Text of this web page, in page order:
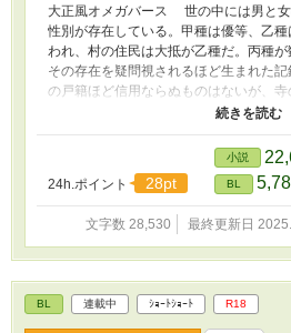
大正風オメガバース 世の中には男と
性別が存在している。甲種は優等、乙
われ、村の住民は大抵が乙種だ。丙種
その存在を疑問視されるほど生まれた
の戸籍ほど信用ならぬものはないが、
人はそんなものかと納得している。 そ
た余四郎は、祭りの供物になるところ
したのは、帝都から来た本多という役
ルマン×田舎育ちのぼんやりちゃん
24h.ポイント
28pt
小説
BL
文字数 28,530 最終更新日
BL 連載中 ｼｮｰﾄｼｮｰﾄ R18